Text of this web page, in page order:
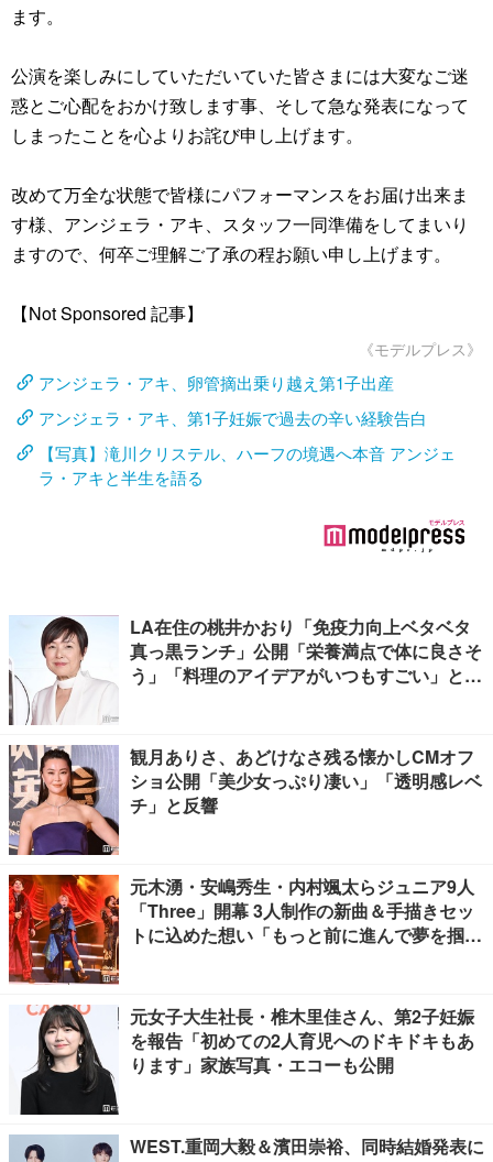
ます。
公演を楽しみにしていただいていた皆さまには大変なご迷
惑とご心配をおかけ致します事、そして急な発表になって
しまったことを心よりお詫び申し上げます。
改めて万全な状態で皆様にパフォーマンスをお届け出来ま
す様、アンジェラ・アキ、スタッフ一同準備をしてまいり
ますので、何卒ご理解ご了承の程お願い申し上げます。
【Not Sponsored 記事】
《モデルプレス》
アンジェラ・アキ、卵管摘出乗り越え第1子出産
アンジェラ・アキ、第1子妊娠で過去の辛い経験告白
【写真】滝川クリステル、ハーフの境遇へ本音 アンジェ
ラ・アキと半生を語る
LA在住の桃井かおり「免疫力向上ベタベタ
真っ黒ランチ」公開「栄養満点で体に良さそ
う」「料理のアイデアがいつもすごい」と反
観月ありさ、あどけなさ残る懐かしCMオフ
ショ公開「美少女っぷり凄い」「透明感レベ
チ」と反響
元木湧・安嶋秀生・内村颯太らジュニア9人
「Three」開幕 3人制作の新曲＆手描きセッ
トに込めた想い「もっと前に進んで夢を掴み
元女子大生社長・椎木里佳さん、第2子妊娠
を報告「初めての2人育児へのドキドキもあ
ります」家族写真・エコーも公開
WEST.重岡大毅＆濱田崇裕、同時結婚発表に